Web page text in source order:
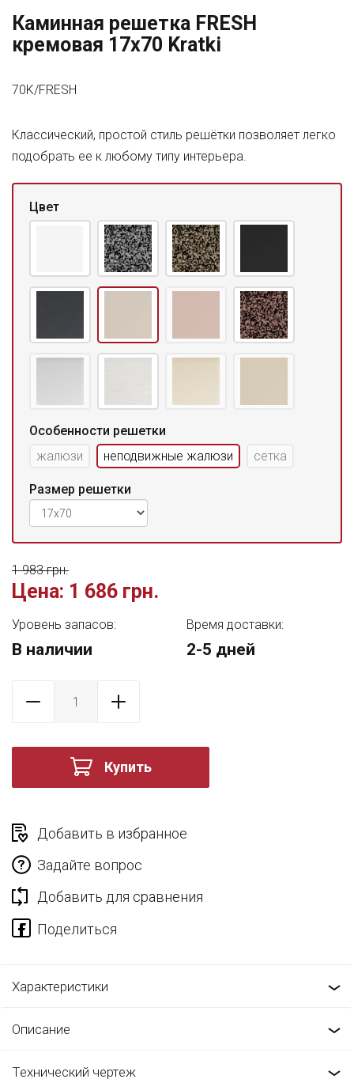
Каминная решетка FRESH
кремовая 17x70 Kratki
70K/FRESH
Классический, простой стиль решётки позволяет легко
подобрать ее к любому типу интерьера.
Цвет
Особенности решетки
жалюзи
неподвижные жалюзи сетка
Размер решетки
Цена: 1 686 грн.
1 983 грн.
Уровень запасов:
В наличии
Время доставки:
2-5 дней
Купить
Добавить в избранное
Задайте вопрос
Добавить для сравнения
Характеристики
Описание
Технический чертеж